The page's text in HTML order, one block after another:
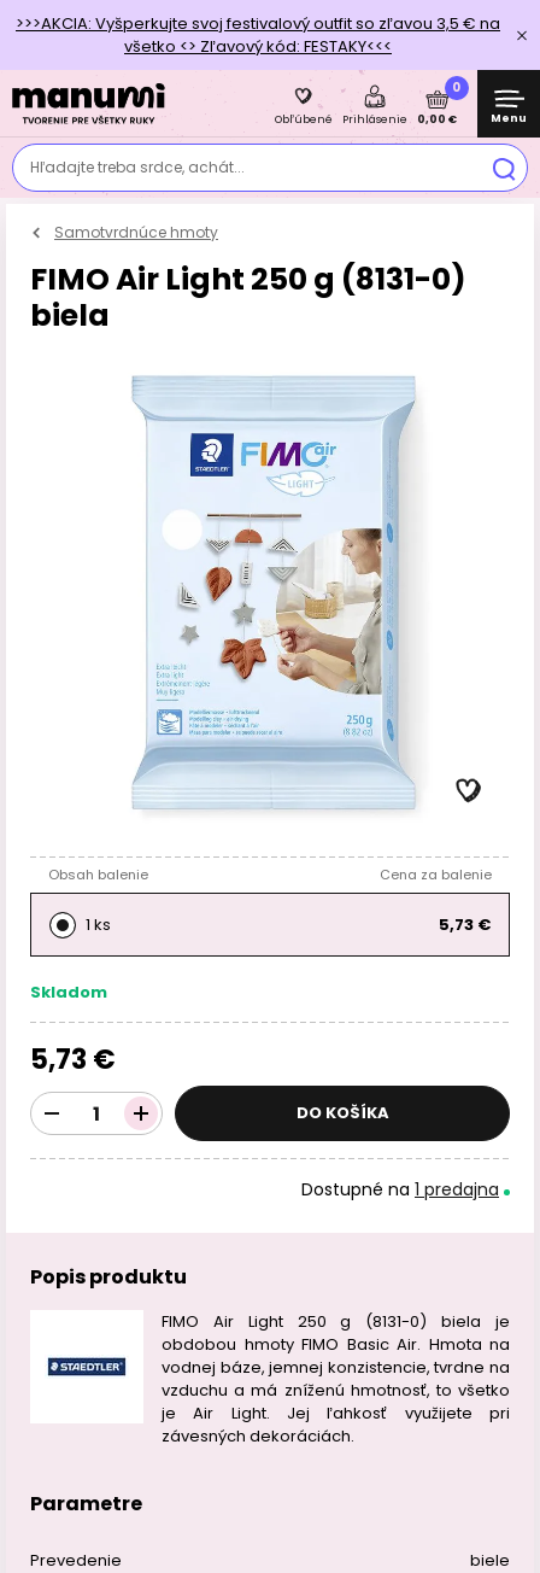
>>>AKCIA: Vyšperkujte svoj festivalový outfit so zľavou 3,5 € na
všetko <> Zľavový kód: FESTAKY<<<
Hľadajte treba srdce, achát...
Obľúbené Prihlásenie
0
0,00 € Menu
Samotvrdnúce hmoty
FIMO Air Light 250 g (8131-0)
biela
Obsah balenie Cena za balenie
1 ks 5,73 €
Skladom
5,73 €
DO KOŠÍKA
Dostupné na 1 predajna
Popis produktu
FIMO Air Light 250 g (8131-0) biela je
obdobou hmoty FIMO Basic Air. Hmota na
vodnej báze, jemnej konzistencie, tvrdne na
vzduchu a má zníženú hmotnosť, to všetko
je Air Light. Jej ľahkosť využijete pri
závesných dekoráciách.
Parametre
Prevedenie biele